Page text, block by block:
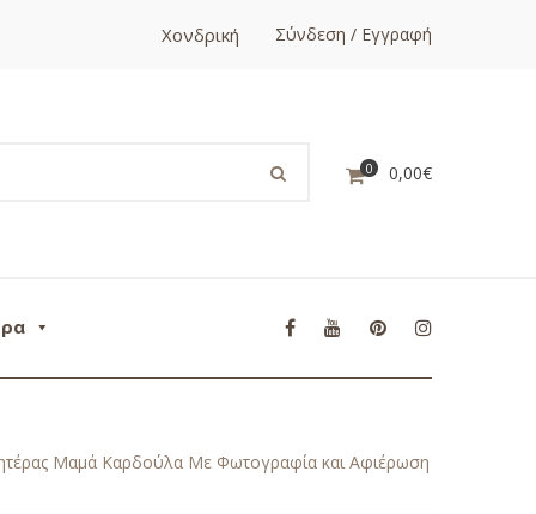
Χονδρική Σύνδεση / Εγγραφή
0 0,00€
Μαμά Καρδούλα Με Φωτογραφία και Αφιέρωση